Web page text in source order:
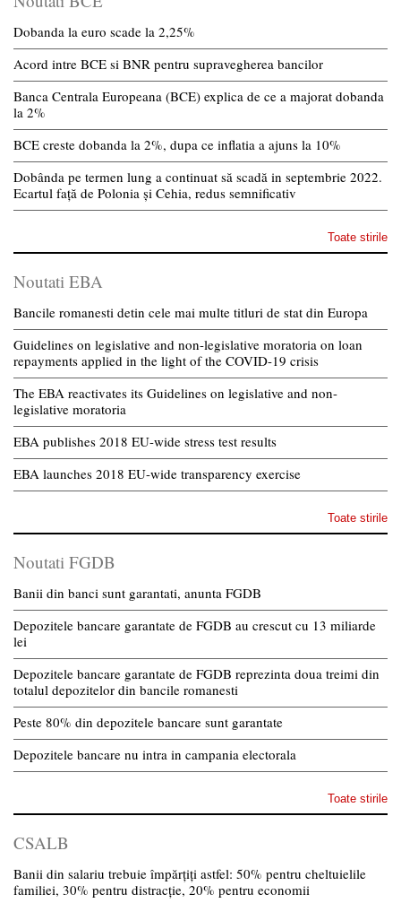
Dobanda la euro scade la 2,25%
Acord intre BCE si BNR pentru supravegherea bancilor
Banca Centrala Europeana (BCE) explica de ce a majorat dobanda
la 2%
BCE creste dobanda la 2%, dupa ce inflatia a ajuns la 10%
Dobânda pe termen lung a continuat să scadă in septembrie 2022.
Ecartul față de Polonia și Cehia, redus semnificativ
Toate stirile
Noutati EBA
Bancile romanesti detin cele mai multe titluri de stat din Europa
Guidelines on legislative and non-legislative moratoria on loan
repayments applied in the light of the COVID-19 crisis
The EBA reactivates its Guidelines on legislative and non-
legislative moratoria
EBA publishes 2018 EU-wide stress test results
EBA launches 2018 EU-wide transparency exercise
Toate stirile
Noutati FGDB
Banii din banci sunt garantati, anunta FGDB
Depozitele bancare garantate de FGDB au crescut cu 13 miliarde
lei
Depozitele bancare garantate de FGDB reprezinta doua treimi din
totalul depozitelor din bancile romanesti
Peste 80% din depozitele bancare sunt garantate
Depozitele bancare nu intra in campania electorala
Toate stirile
CSALB
Banii din salariu trebuie împărțiți astfel: 50% pentru cheltuielile
familiei, 30% pentru distracție, 20% pentru economii